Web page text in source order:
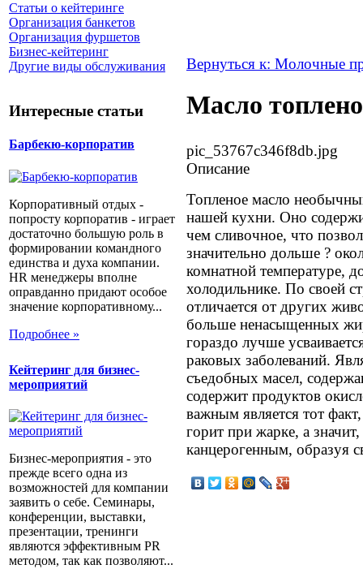
Статьи о кейтеринге
Организация банкетов
Организация фуршетов
Бизнес-кейтеринг
Другие виды обслуживания
Интересные статьи
Барбекю-корпоратив
Корпоративный отдых -
попросту корпоратив - играет
достаточно большую роль в
формировании командного
единства и духа компании.
HR менеджеры вполне
оправданно придают особое
значение корпоративному...
Подробнее »
Кейтеринг для бизнес-
мероприятий
Бизнес-мероприятия - это
прежде всего одна из
возможностей для компании
заявить о себе. Семинары,
конференции, выставки,
презентации, тренинги
являются эффективным PR
методом, так как позволяют...
Вернуться к: Молочные
Масло
pic_53767c346f8db.jpg
Описание
Топленое масло
нашей кухни. Оно
чем сливочное, что
значительно дольше ?
комнатной температуре,
холодильнике. По своей
отличается от других
больше ненасыщенных
гораздо лучше
раковых заболеваний.
съедобных масел,
содержит продуктов
важным является тот
горит при жарке, а значит,
канцерогенным, образуя